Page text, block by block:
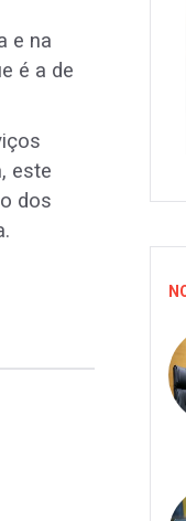
e na
é a de
este
dos